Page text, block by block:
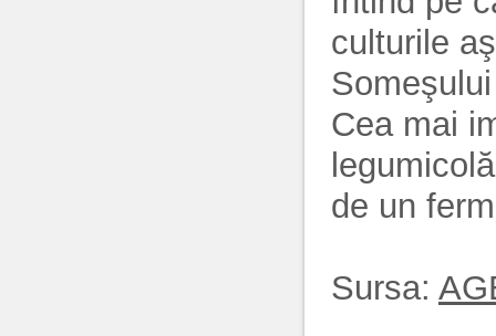
culturile
Cea mai
de un
Sursa: